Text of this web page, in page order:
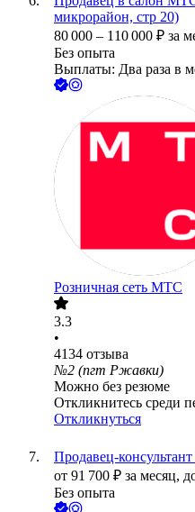
микрорайон, стр 20)
80 000 – 110 000 ₽ за
Без опыта
Выплаты: Два раза в
Розничная сеть МТС
3.3
•
4134 отзыва
№2 (пгт Ржавки)
Можно без резюме
Откликнитесь среди
Откликнуться
Продавец-
от 91 700 ₽ за месяц,
Без опыта